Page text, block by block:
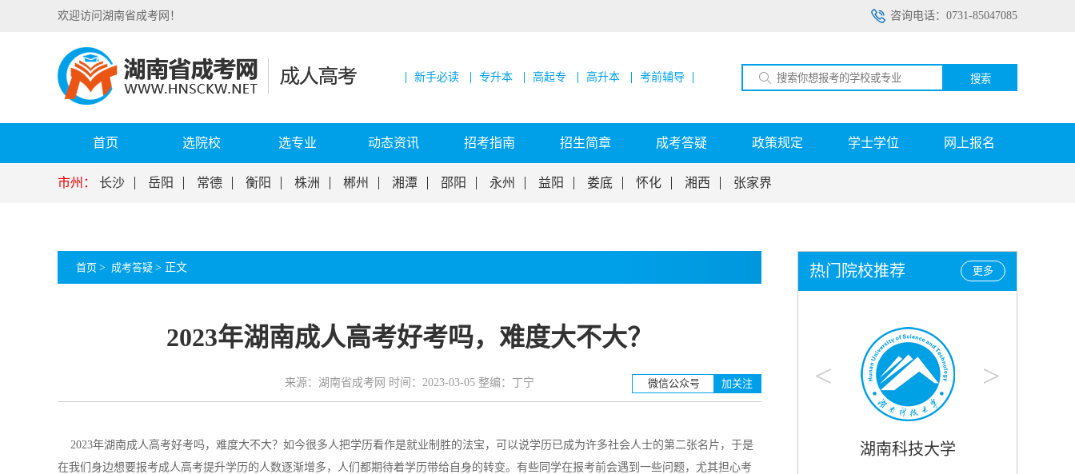
咨询电话：0731-85047085
欢迎访问湖南省成考网！
新手必读 专升本 高起专 高升本 考前辅导 搜索
首页 选院校 选专业 动态资讯 招考指南 招生简章 成考答疑 政策规定 学士学位 网上报名
市州： 长沙 岳阳 常德 衡阳 株洲 郴州 湘潭 邵阳 永州 益阳 娄底 怀化 湘西 张家界
首页 > 成考答疑 > 正文
2023年湖南成人高考好考吗，难度大不大？
来源：湖南省成考网 时间：2023-03-05 整编：丁宁 微信公众号 加关注
2023年湖南成人高考好考吗，难度大不大？如今很多人把学历看作是就业制胜的法宝，可以说学历已成为许多社会人士的第二张名片，于是
在我们身边想要报考成人高考提升学历的人数逐渐增多，人们都期待着学历带给自身的转变。有些同学在报考前会遇到一些问题，尤其担心考
更多
热门院校推荐
< >
湖南工业大学 湖南科技大学 湖南农业大学